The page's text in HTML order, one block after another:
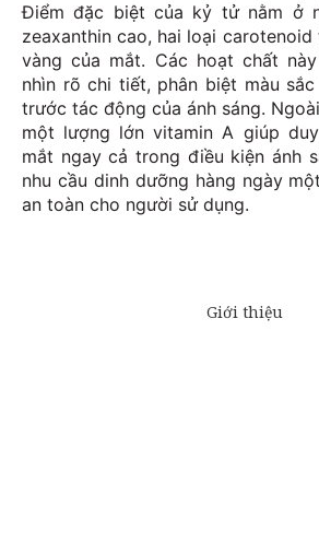
Điểm đặc biệt của kỷ tử nằm ở
zeaxanthin cao, hai loại
vàng của mắt. Các hoạt chất
nhìn rõ chi tiết, phân biệt màu
trước tác động của ánh sáng.
một lượng lớn vitamin A giúp
mắt ngay cả trong điều kiện ánh
nhu cầu dinh dưỡng hàng ngày
an toàn cho người sử dụng.